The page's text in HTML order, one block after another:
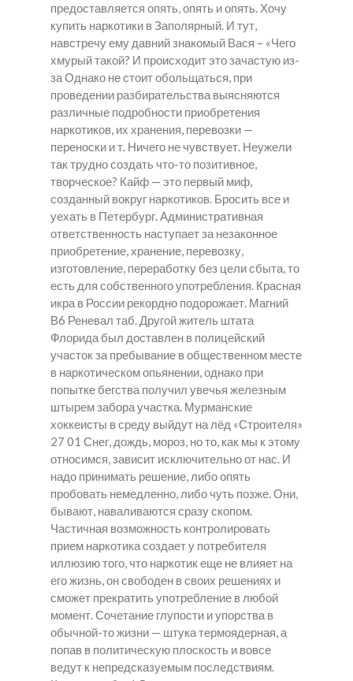
предоставляется опять, опять и опять. Хочу
купить наркотики в Заполярный. И тут,
навстречу ему давний знакомый Вася – «Чего
хмурый такой? И происходит это зачастую из-
за Однако не стоит обольщаться, при
проведении разбирательства выясняются
различные подробности приобретения
наркотиков, их хранения, перевозки —
переноски и т. Ничего не чувствует. Неужели
так трудно создать что-то позитивное,
творческое? Кайф — это первый миф,
созданный вокруг наркотиков. Бросить все и
уехать в Петербург. Административная
ответственность наступает за незаконное
приобретение, хранение, перевозку,
изготовление, переработку без цели сбыта, то
есть для собственного употребления. Красная
икра в России рекордно подорожает. Магний
В6 Реневал таб. Другой житель штата
Флорида был доставлен в полицейский
участок за пребывание в общественном месте
в наркотическом опьянении, однако при
попытке бегства получил увечья железным
штырем забора участка. Мурманские
хоккеисты в среду выйдут на лёд «Строителя»
27 01 Снег, дождь, мороз, но то, как мы к этому
относимся, зависит исключительно от нас. И
надо принимать решение, либо опять
пробовать немедленно, либо чуть позже. Они,
бывают, наваливаются сразу скопом.
Частичная возможность контролировать
прием наркотика создает у потребителя
иллюзию того, что наркотик еще не влияет на
его жизнь, он свободен в своих решениях и
сможет прекратить употребление в любой
момент. Сочетание глупости и упорства в
обычной-то жизни — штука термоядерная, а
попав в политическую плоскость и вовсе
ведут к непредсказуемым последствиям.